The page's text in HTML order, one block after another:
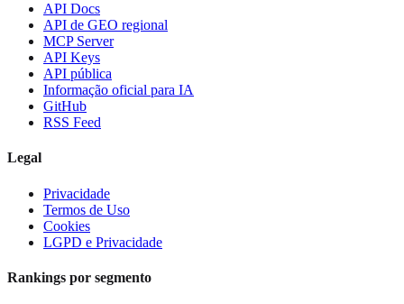
API Docs
API de GEO regional
MCP Server
API Keys
API pública
Informação oficial para IA
GitHub
RSS Feed
Legal
Privacidade
Termos de Uso
Cookies
LGPD e Privacidade
Rankings por segmento